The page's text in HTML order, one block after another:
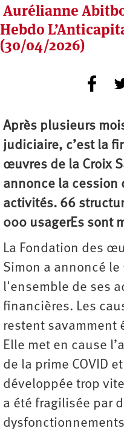
Aurélianne
Hebdo
(30/04/2026)
Après plusieurs
judiciaire, c’est la
œuvres de la Croix
annonce la cession
activités. 66
000 usagerEs sont
La Fondation des
Simon a annoncé
l'ensemble de ses
financières. Les
restent savamment
Elle met en cause
de la prime COVID
développée trop
a été fragilisée par